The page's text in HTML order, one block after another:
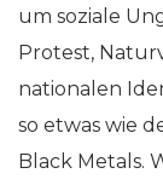
um soziale
Protest,
nationalen
so etwas wie
Black Metals.